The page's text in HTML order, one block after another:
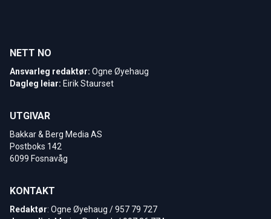
NETT NO
Ansvarleg redaktør: Ogne Øyehaug
Dagleg leiar: Eirik Staurset
UTGIVAR
Bakkar & Berg Media AS
Postboks 142
6099 Fosnavåg
KONTAKT
Redaktør: Ogne Øyehaug / 957 79 727